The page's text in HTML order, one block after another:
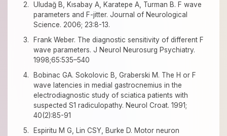
Uludağ B, Kısabay A, Karatepe A, Turman B. F wave
parameters and F-jitter. Journal of Neurological
Science. 2006; 23:8-13.
Frank Weber. The diagnostic sensitivity of different F
wave parameters. J Neurol Neurosurg Psychiatry.
1998;65:535–540
Bobinac GA. Sokolovic B, Graberski M. The H or F
wave latencies in medial gastrocnemius in the
electrodiagnostic study of sciatica patients with
suspected S1 radiculopathy. Neurol Croat. 1991;
40(2):85-91
Espiritu M G, Lin CSY, Burke D. Motor neuron